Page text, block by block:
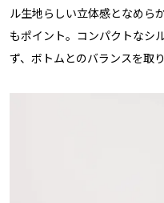
ル生地らしい立体感となめら
もポイント。コンパクトなシ
ず、ボトムとのバランスを取